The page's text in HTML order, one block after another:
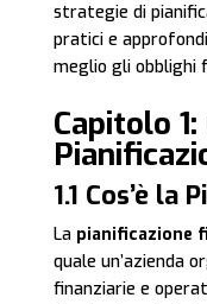
strategie di
pratici e
meglio gli obblighi
Capitolo
1.1 Cos’è la
La pianificazione
quale un’azienda
finanziarie e